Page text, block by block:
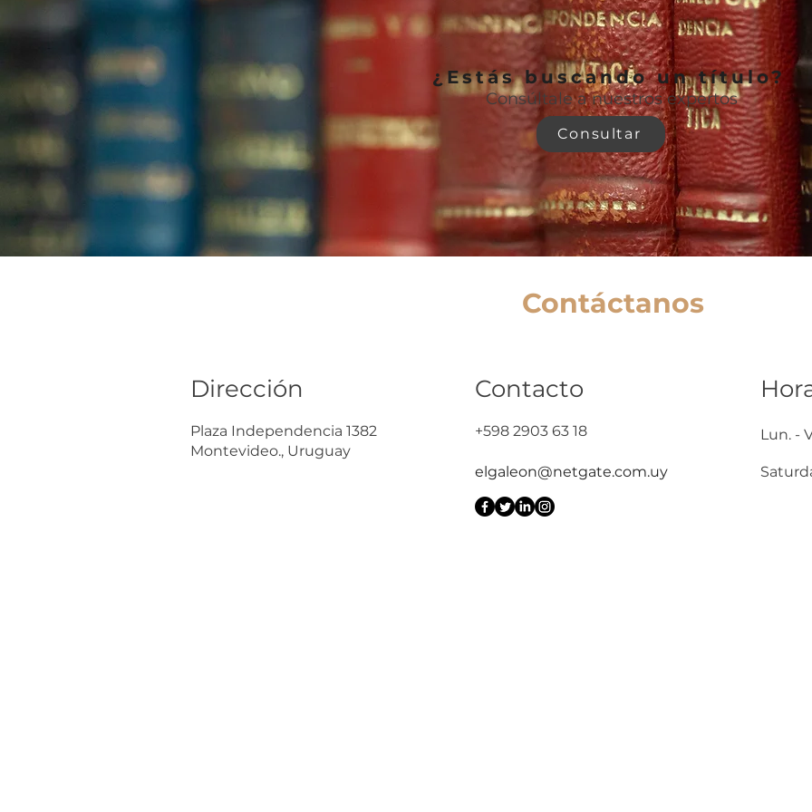
¿Estás buscando un título?
Consúltale a nuestros expertos
Consultar
Contáctanos
Dirección
Plaza Independencia 1382
Montevideo., Uruguay
Contacto
+598 2903 63 18
elgaleon@netgate.com.uy
Lun. -